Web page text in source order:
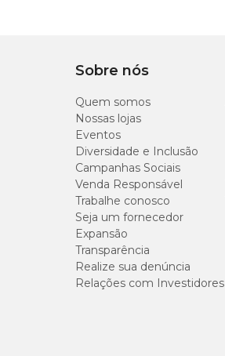
Sobre nós
Quem somos
Nossas lojas
Eventos
Diversidade e Inclusão
Campanhas Sociais
Venda Responsável
Trabalhe conosco
Seja um fornecedor
Expansão
Transparência
Realize sua denúncia
Relações com Investidores